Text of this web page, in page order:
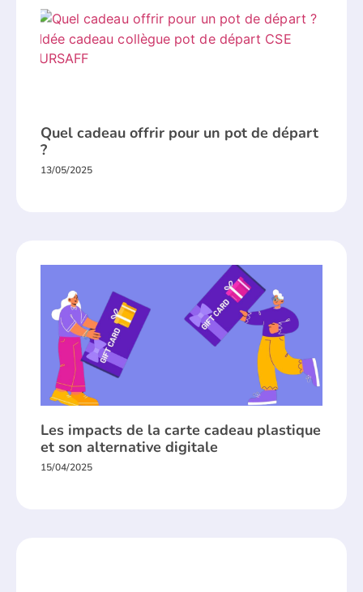
Quel cadeau offrir pour un pot de départ
?
13/05/2025
Les impacts de la carte cadeau plastique
et son alternative digitale
15/04/2025